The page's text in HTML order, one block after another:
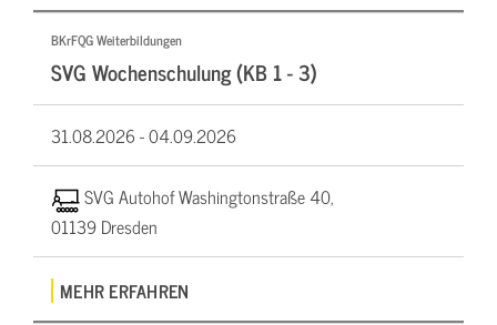
BKrFQG Weiterbildungen
SVG Wochenschulung (KB 1 - 3)
31.08.2026 -04.09.2026
SVG Autohof Washingtonstraße 40,
01139 Dresden
MEHR ERFAHREN